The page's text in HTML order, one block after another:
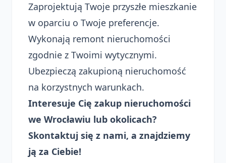
Zaprojektują Twoje przyszłe mieszkanie
w oparciu o Twoje preferencje.
Wykonają remont nieruchomości
zgodnie z Twoimi wytycznymi.
Ubezpieczą zakupioną nieruchomość
na korzystnych warunkach.
Interesuje Cię zakup nieruchomości
we Wrocławiu lub okolicach?
Skontaktuj się z nami, a znajdziemy
ją za Ciebie!